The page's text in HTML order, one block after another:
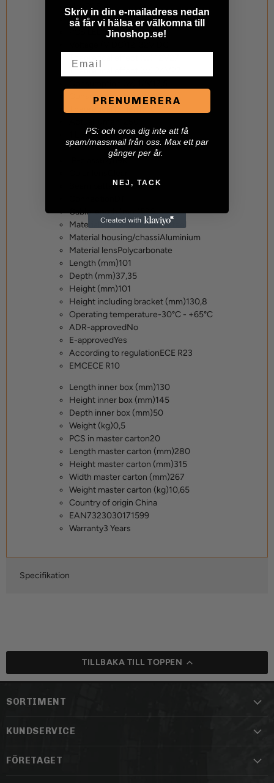
Unit
PCS
Type of LampLED
PCS LED´s9
Theoretical effect (w) 12V
Theoretical effect (w) 24V
Consumption (w) 24V17,5
1 LUX @ m63
Kelvin6000
67/69K
Beam patternFlood
Cable length (mm)520
Material bracketStainless steel
Material housing/chassiAluminium
Material lensPolycarbonate
Length (mm)101
Depth (mm)37,35
Height (mm)101
Height including bracket (mm)130,8
Operating temperature-30°C - +65°C
ADR-approvedNo
E-approvedYes
According to regulationECE R23
EMCECE R10
Length inner box (mm)130
Height inner box (mm)145
Depth inner box (mm)50
Weight (kg)0,5
PCS in master carton20
Length master carton (mm)280
Height master carton (mm)315
Width master carton (mm)267
Weight master carton (kg)10,65
Country of origin China
EAN7323030171599
Warranty3 Years
Specifikation
TILLBAKA TILL TOPPEN
SORTIMENT
KUNDSERVICE
FÖRETAGET
Skriv in din e-mailadress nedan
så får vi hälsa er välkomna till
Jinoshop.se!
PRENUMERERA
PS: och oroa dig inte att få
spam/massmail från oss. Max ett par
gånger per år.
NEJ, TACK